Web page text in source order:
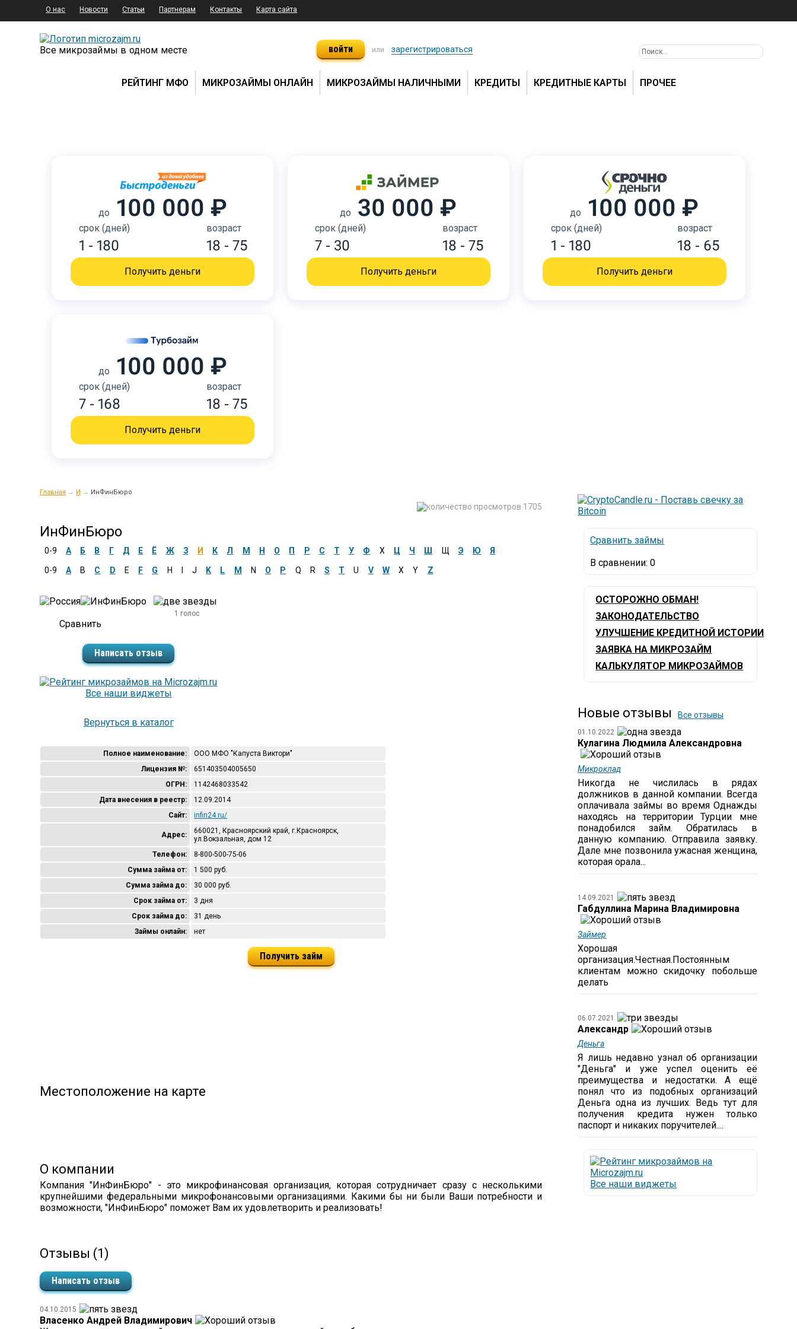
О нас Новости Статьи Партнерам Контакты Карта сайта
Все микрозаймы в одном месте войти или зарегистрироваться
РЕЙТИНГ МФО МИКРОЗАЙМЫ ОНЛАЙН МИКРОЗАЙМЫ НАЛИЧНЫМИ КРЕДИТЫ КРЕДИТНЫЕ КАРТЫ ПРОЧЕЕ
до 100 000 ₽
срок (дней)
1 - 180
возраст
18 - 75
Получить деньги
до 30 000 ₽
срок (дней)
7 - 30
возраст
18 - 75
Получить деньги
до 100 000 ₽
срок (дней)
1 - 180
возраст
18 - 65
Получить деньги
до 100 000 ₽
срок (дней)
7 - 168
возраст
18 - 75
Получить деньги
Главная → И → ИнФинБюро
1705
ИнФинБюро
0-9 А Б В Г Д Е Ё Ж З И К Л М Н О П Р С Т У Ф Х Ц Ч Ш Щ Э Ю Я
0-9 A B C D E F G H J K L M N O P Q R S T U V W X Y Z
1 голос
Написать отзыв
Все наши виджеты
Вернуться в каталог
Полное наименование:
ООО МФО "Капуста Виктори"
Лицензия №:
651403504005650
ОГРН:
1142468033542
Дата внесения в реестр:
12.09.2014
Сайт:
infin24.ru/
Адрес:
660021, Красноярский край, г.Красноярск,
ул.Вокзальная, дом 12
Телефон:
8-800-500-75-06
Сумма займа от:
1 500 руб.
Сумма займа до:
30 000 руб.
Срок займа от:
3 дня
Срок займа до:
31 день
Займы онлайн:
нет
Получить займ
Местоположение на карте
О компании
Компания "ИнФинБюро" - это микрофинансовая организация, которая сотрудничает сразу с несколькими
крупнейшими федеральными микрофонансовыми организациями. Какими бы ни были Ваши потребности и
возможности, "ИнФинБюро" поможет Вам их удовлетворить и реализовать!
Отзывы (1)
Написать отзыв
04.10.2015
Власенко Андрей Владимирович
Сравнить займы
В сравнении:0
ОСТОРОЖНО ОБМАН!
ЗАКОНОДАТЕЛЬСТВО
УЛУЧШЕНИЕ КРЕДИТНОЙ ИСТОРИИ
ЗАЯВКА НА МИКРОЗАЙМ
КАЛЬКУЛЯТОР МИКРОЗАЙМОВ
Новые отзывы Все отзывы
01.10.2022
Кулагина Людмила Александровна
Микроклад
Никогда не числилась в рядах
должников в данной компании. Всегда
оплачивала займы во время Однажды
находясь на территории Турции мне
понадобился займ. Обратилась в
данную компанию. Отправила заявку.
Дале мне позвонила ужасная женщина,
которая орала...
14.09.2021
Габдуллина Марина Владимировна
Займер
Хорошая
организация.Честная.Постоянным
клиентам можно скидочку побольше
делать
06.07.2021
Александр
Деньга
Я лишь недавно узнал об организации
"Деньга" и уже успел оценить её
преимущества и недостатки. А ещё
понял что из подобных организаций
Деньга одна из лучших. Ведь тут для
получения кредита нужен только
паспорт и никаких поручителей....
Все наши виджеты